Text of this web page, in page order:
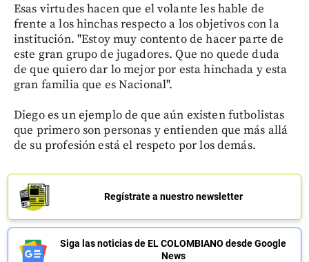
Esas virtudes hacen que el volante les hable de
frente a los hinchas respecto a los objetivos con la
institución. "Estoy muy contento de hacer parte de
este gran grupo de jugadores. Que no quede duda
de que quiero dar lo mejor por esta hinchada y esta
gran familia que es Nacional".
Diego es un ejemplo de que aún existen futbolistas
que primero son personas y entienden que más allá
de su profesión está el respeto por los demás.
Regístrate a nuestro newsletter
Siga las noticias de EL COLOMBIANO desde Google
News